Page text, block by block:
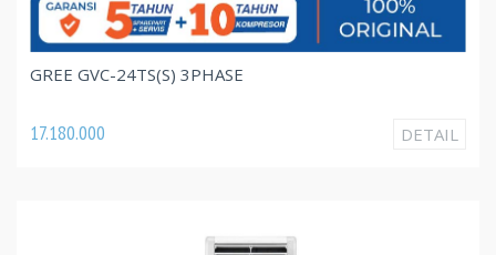
GREE GVC-24TS(S) 3PHASE
17.180.000 DETAIL